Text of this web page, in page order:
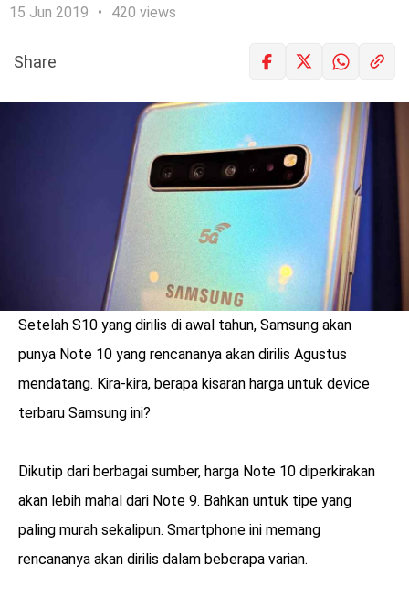
15 Jun 2019 420 views
menarik
Share
Setelah S10 yang dirilis di awal tahun, Samsung akan
punya Note 10 yang rencananya akan dirilis Agustus
mendatang. Kira-kira, berapa kisaran harga untuk device
terbaru Samsung ini?
Dikutip dari berbagai sumber, harga Note 10 diperkirakan
akan lebih mahal dari Note 9. Bahkan untuk tipe yang
paling murah sekalipun. Smartphone ini memang
rencananya akan dirilis dalam beberapa varian.